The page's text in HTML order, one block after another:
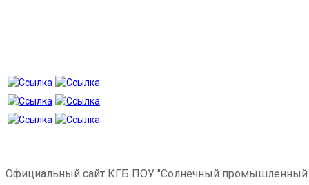
Официальный сайт КГБ ПОУ "Солнечный промышленный